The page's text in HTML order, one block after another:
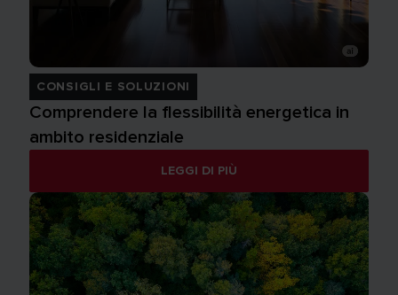
CONSIGLI E SOLUZIONI
Comprendere la flessibilità energetica in
ambito residenziale
LEGGI DI PIÙ